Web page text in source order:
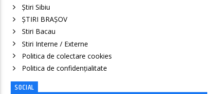
Știri Sibiu
ȘTIRI BRAȘOV
Stiri Bacau
Stiri Interne / Externe
Politica de colectare cookies
Politica de confidenţialitate
SOCIAL